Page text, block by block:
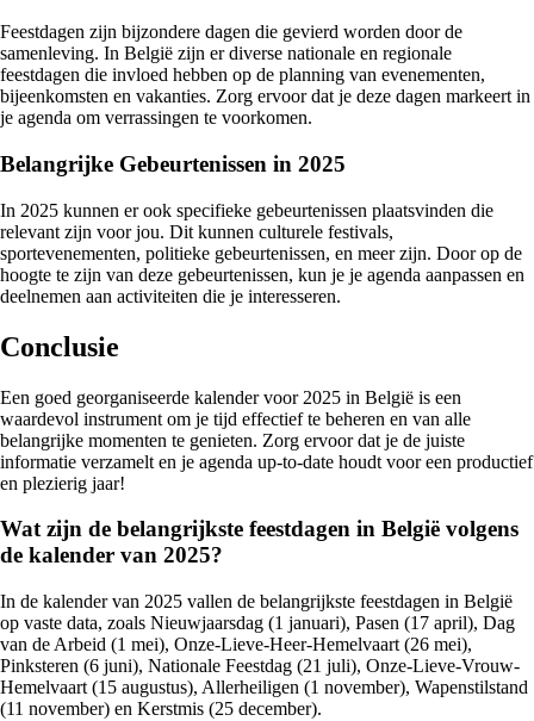
Feestdagen zijn bijzondere dagen die gevierd worden door de
samenleving. In België zijn er diverse nationale en regionale
feestdagen die invloed hebben op de planning van evenementen,
bijeenkomsten en vakanties. Zorg ervoor dat je deze dagen markeert in
je agenda om verrassingen te voorkomen.
Belangrijke Gebeurtenissen in 2025
In 2025 kunnen er ook specifieke gebeurtenissen plaatsvinden die
relevant zijn voor jou. Dit kunnen culturele festivals,
sportevenementen, politieke gebeurtenissen, en meer zijn. Door op de
hoogte te zijn van deze gebeurtenissen, kun je je agenda aanpassen en
deelnemen aan activiteiten die je interesseren.
Conclusie
Een goed georganiseerde kalender voor 2025 in België is een
waardevol instrument om je tijd effectief te beheren en van alle
belangrijke momenten te genieten. Zorg ervoor dat je de juiste
informatie verzamelt en je agenda up-to-date houdt voor een productief
en plezierig jaar!
Wat zijn de belangrijkste feestdagen in België volgens
de kalender van 2025?
In de kalender van 2025 vallen de belangrijkste feestdagen in België
op vaste data, zoals Nieuwjaarsdag (1 januari), Pasen (17 april), Dag
van de Arbeid (1 mei), Onze-Lieve-Heer-Hemelvaart (26 mei),
Pinksteren (6 juni), Nationale Feestdag (21 juli), Onze-Lieve-Vrouw-
Hemelvaart (15 augustus), Allerheiligen (1 november), Wapenstilstand
(11 november) en Kerstmis (25 december).